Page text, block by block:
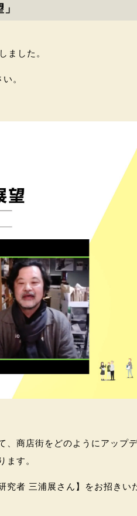
ました。
。
、商店街をどのようにアップ
す。
究者 三浦展さん】をお招きい